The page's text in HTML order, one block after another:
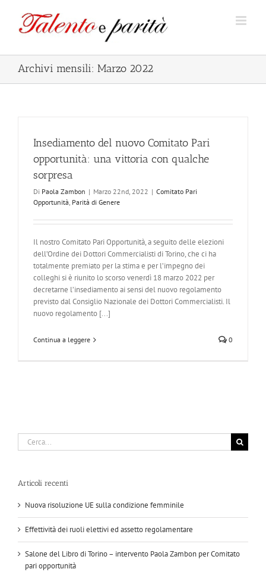
contenuto
Archivi mensili: Marzo 2022
Insediamento del nuovo Comitato Pari
opportunità: una vittoria con qualche
sorpresa
Di Paola Zambon | Marzo 22nd, 2022 | Comitato Pari
Opportunità, Parità di Genere
Il nostro Comitato Pari Opportunità, a seguito delle elezioni
dell’Ordine dei Dottori Commercialisti di Torino, che ci ha
totalmente premiato per la stima e per l’impegno dei
colleghi si è riunito lo scorso venerdì 18 marzo 2022 per
decretarne l’insediamento ai sensi del nuovo regolamento
previsto dal Consiglio Nazionale dei Dottori Commercialisti. Il
nuovo regolamento [...]
Continua a leggere 0
Cerca
per:
Articoli recenti
Nuova risoluzione UE sulla condizione femminile
Effettività dei ruoli elettivi ed assetto regolamentare
Salone del Libro di Torino – intervento Paola Zambon per Comitato
pari opportunità